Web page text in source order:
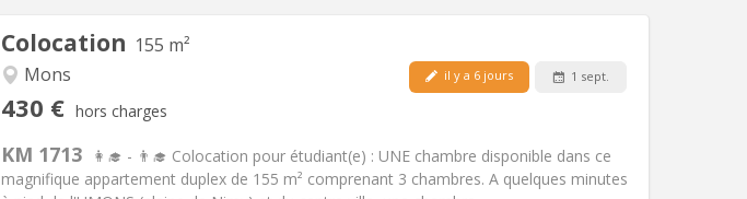
Colocation 155 m²
Mons
430 € hors charges
il y a 6 jours 1 sept.
KM 1713
👩‍🎓 - 👨‍🎓 Colocation pour étudiant(e) : UNE chambre disponible dans ce
magnifique appartement duplex de 155 m² comprenant 3 chambres. A quelques minutes
Salle de bain:Commune
Superficie:155 m2
Atmosphère:Studieuse, chaleureuse
Animaux de compagnie:Non